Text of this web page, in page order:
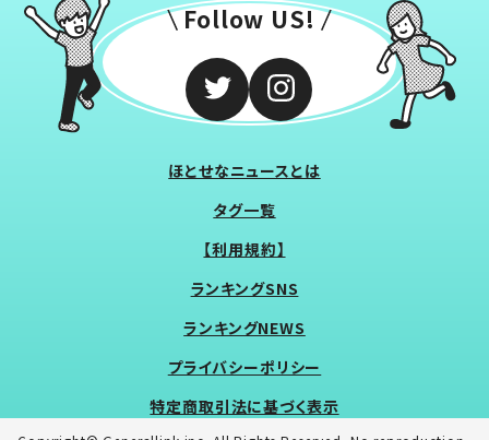
Follow US!
ほとせなニュースとは
タグ一覧
【利用規約】
ランキングSNS
ランキングNEWS
プライバシーポリシー
特定商取引法に基づく表示